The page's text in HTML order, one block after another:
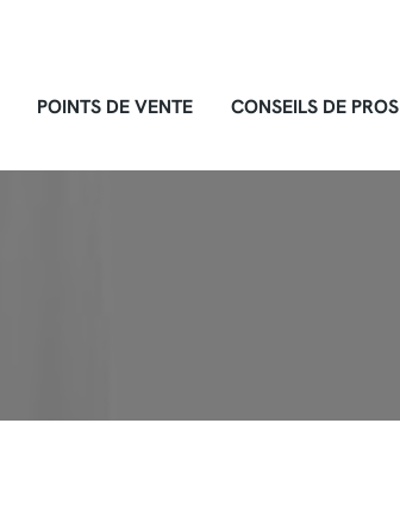
POINTS DE VENTE CONSEILS DE PROS